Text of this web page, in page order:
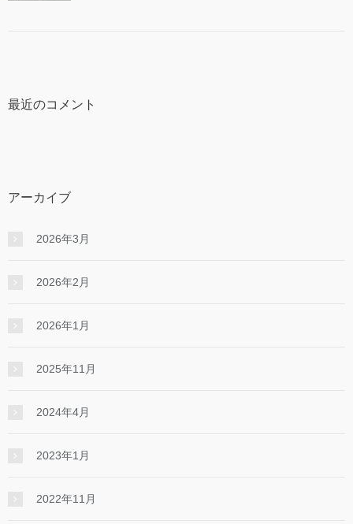
最近のコメント
アーカイブ
2026年3月
2026年2月
2026年1月
2025年11月
2024年4月
2023年1月
2022年11月